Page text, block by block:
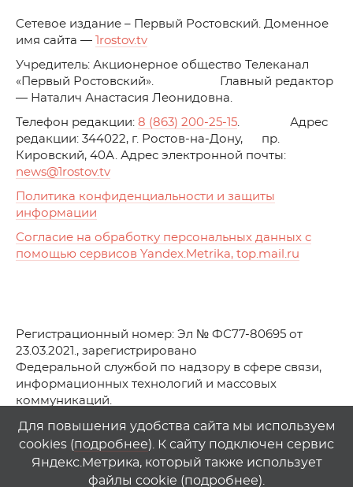
Cетевое издание – Первый Ростовский. Доменное
имя сайта —
1rostov.tv
Учредитель: Акционерное общество Телеканал
«Первый Ростовский». Главный редактор
— Наталич Анастасия Леонидовна.
Телефон редакции: 8 (863) 200-25-15. Адрес
редакции: 344022, г. Ростов-на-Дону, пр.
Кировский, 40А. Адрес электронной почты:
news@1rostov.tv
Политика конфиденциальности и защиты
информации
Согласие на обработку персональных данных с
помощью сервисов Yandex.Metrika, top.mail.ru
Регистрационный номер: Эл № ФС77-80695 от
23.03.2021., зарегистрировано
Федеральной службой по надзору в сфере связи,
информационных технологий и массовых
коммуникаций.
© АО Телеканал «Первый Ростовский» (2021-2025)
Любое использование материалов сайта возможно
только при указании гиперссылки на1rostov.tv
Для повышения удобства сайта мы используем
cookies (подробнее). К сайту подключен сервис
Яндекс.Метрика, который также использует
файлы cookie (подробнее).